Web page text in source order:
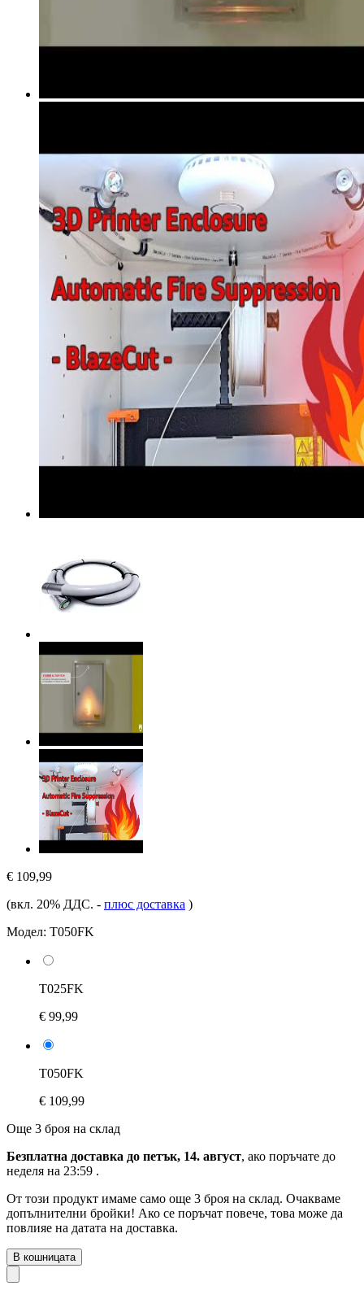
€ 109,99
(вкл. 20% ДДС. - плюс доставка )
Модел: T050FK
T025FK
€ 99,99
T050FK
€ 109,99
Още 3 броя на склад
Безплатна доставка до петък, 14. август, ако поръчате до
неделя на 23:59 .
От този продукт имаме само още 3 броя на склад. Очакваме
допълнителни бройки! Ако се поръчат повече, това може да
повлияе на датата на доставка.
В кошницата